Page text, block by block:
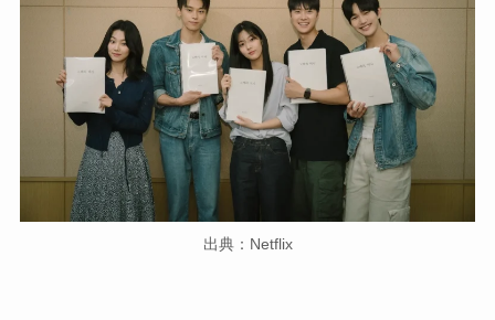
出典：Netflix